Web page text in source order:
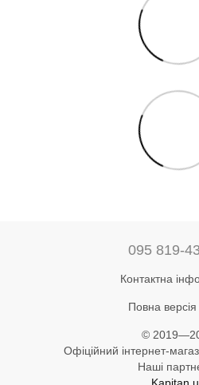
095 819-
Контактна
Повна версія
©
Офіційний інтернет-
Наші